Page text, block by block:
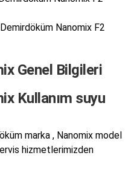
Nanomix F2
Genel Bilgileri
Kullanım suyu
marka , Nanomix model
hizmetlerimizden